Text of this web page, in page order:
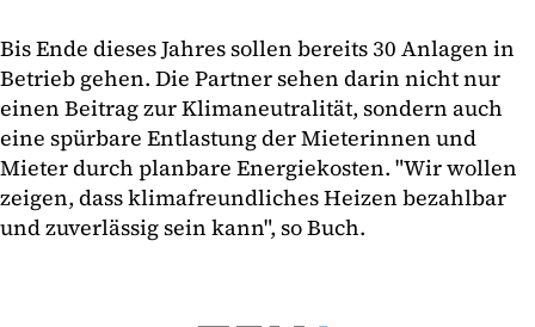
Bis Ende dieses Jahres sollen bereits 30 Anlagen in
Betrieb gehen. Die Partner sehen darin nicht nur
einen Beitrag zur Klimaneutralität, sondern auch
eine spürbare Entlastung der Mieterinnen und
Mieter durch planbare Energiekosten. "Wir wollen
zeigen, dass klimafreundliches Heizen bezahlbar
und zuverlässig sein kann", so Buch.